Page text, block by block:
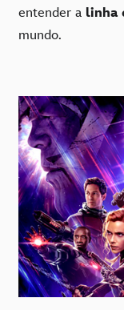
entender a linha
mundo.